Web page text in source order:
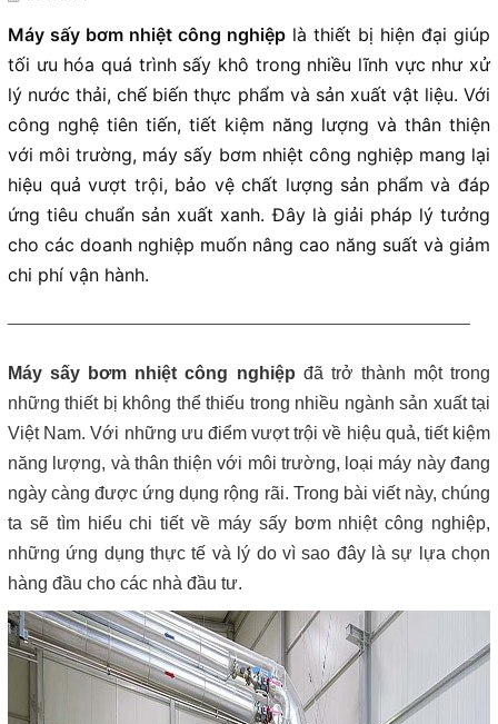
Lược rác đầu nguồn
Máy lược rác thô – giải pháp loại bỏ rác hiệu quả trong hệ thống
xử lý nước thải
Giá máy ép bùn 2026 – Báo giá chi tiết theo từng dòng máy và
công suất
Bơm màng ARO 1 inch thân nhựa | Hàng sẵn kho – Giá tốt
Close
Máy sấy bơm nhiệt công nghiệp là thiết bị hiện đại giúp
tối ưu hóa quá trình sấy khô trong nhiều lĩnh vực như xử
lý nước thải, chế biến thực phẩm và sản xuất vật liệu. Với
công nghệ tiên tiến, tiết kiệm năng lượng và thân thiện
với môi trường, máy sấy bơm nhiệt công nghiệp mang lại
hiệu quả vượt trội, bảo vệ chất lượng sản phẩm và đáp
ứng tiêu chuẩn sản xuất xanh. Đây là giải pháp lý tưởng
cho các doanh nghiệp muốn nâng cao năng suất và giảm
chi phí vận hành.
Máy sấy bơm nhiệt công nghiệp đã trở thành một trong
những thiết bị không thể thiếu trong nhiều ngành sản xuất tại
Việt Nam. Với những ưu điểm vượt trội về hiệu quả, tiết kiệm
năng lượng, và thân thiện với môi trường, loại máy này đang
ngày càng được ứng dụng rộng rãi. Trong bài viết này, chúng
ta sẽ tìm hiểu chi tiết về máy sấy bơm nhiệt công nghiệp,
những ứng dụng thực tế và lý do vì sao đây là sự lựa chọn
hàng đầu cho các nhà đầu tư.